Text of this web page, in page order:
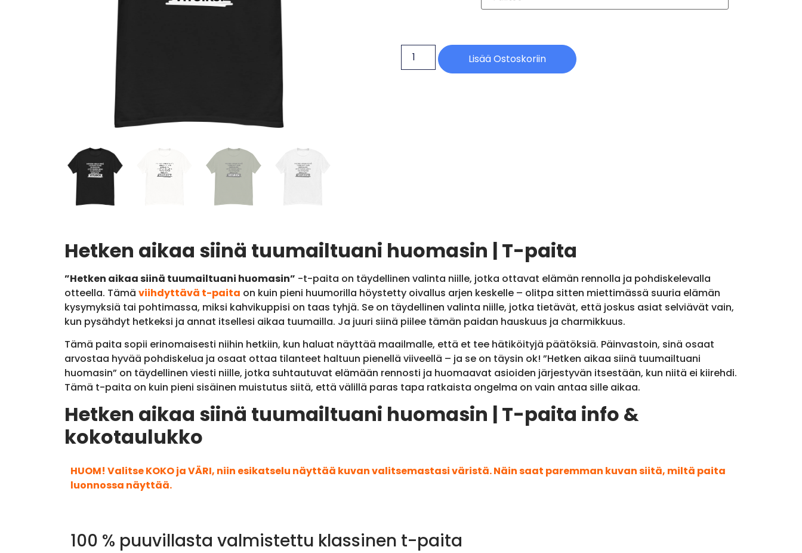
Lisää Ostoskoriin
Hetken aikaa siinä tuumailtuani huomasin | T-paita
”Hetken aikaa siinä tuumailtuani huomasin” -t-paita on täydellinen valinta niille, jotka ottavat elämän rennolla ja pohdiskelevalla
otteella. Tämä viihdyttävä t-paita on kuin pieni huumorilla höystetty oivallus arjen keskelle – olitpa sitten miettimässä suuria elämän
kysymyksiä tai pohtimassa, miksi kahvikuppisi on taas tyhjä. Se on täydellinen valinta niille, jotka tietävät, että joskus asiat selviävät vain,
kun pysähdyt hetkeksi ja annat itsellesi aikaa tuumailla. Ja juuri siinä piilee tämän paidan hauskuus ja charmikkuus.
Tämä paita sopii erinomaisesti niihin hetkiin, kun haluat näyttää maailmalle, että et tee hätiköityjä päätöksiä. Päinvastoin, sinä osaat
arvostaa hyvää pohdiskelua ja osaat ottaa tilanteet haltuun pienellä viiveellä – ja se on täysin ok! ”Hetken aikaa siinä tuumailtuani
huomasin” on täydellinen viesti niille, jotka suhtautuvat elämään rennosti ja huomaavat asioiden järjestyvän itsestään, kun niitä ei kiirehdi.
Tämä t-paita on kuin pieni sisäinen muistutus siitä, että välillä paras tapa ratkaista ongelma on vain antaa sille aikaa.
Hetken aikaa siinä tuumailtuani huomasin | T-paita info &
kokotaulukko
HUOM! Valitse KOKO ja VÄRI, niin esikatselu näyttää kuvan valitsemastasi väristä. Näin saat paremman kuvan siitä, miltä paita
luonnossa näyttää.
100 % puuvillasta valmistettu klassinen t-paita